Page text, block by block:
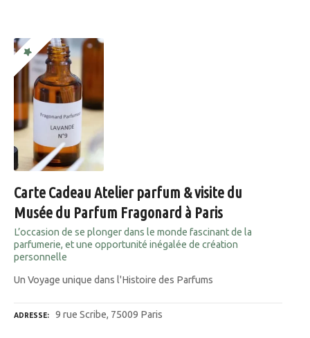
Carte Cadeau Atelier parfum & visite du
Musée du Parfum Fragonard à Paris
L’occasion de se plonger dans le monde fascinant de la
parfumerie, et une opportunité inégalée de création
personnelle
Un Voyage unique dans l'Histoire des Parfums
ADRESSE 9 rue Scribe, 75009 Paris